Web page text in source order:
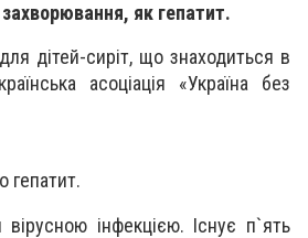
як гепатит.
дітей-сиріт, що знаходиться в
асоціація «Україна без
гепатит.
інфекцією. Існує п`ять